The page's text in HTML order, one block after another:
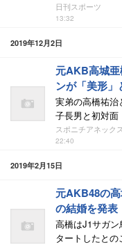
日刊スポーツ
13:32
2019年12月2日
元AKB高城
ンが「美形」
実弟の高橋祐治
子長男と初対面
スポニチアネックス
22:40
2019年2月15日
元AKB48の
の結婚を発表
高橋はJ1サガ
タートしたとの